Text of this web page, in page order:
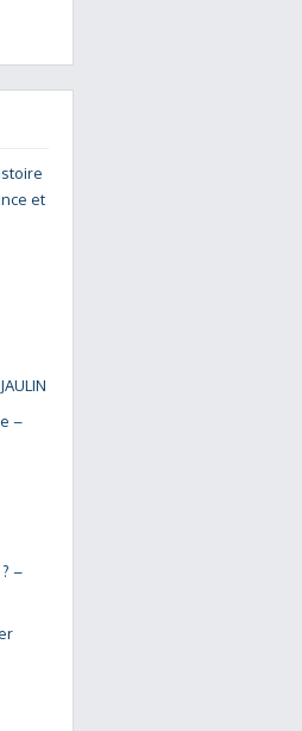
et
–
–